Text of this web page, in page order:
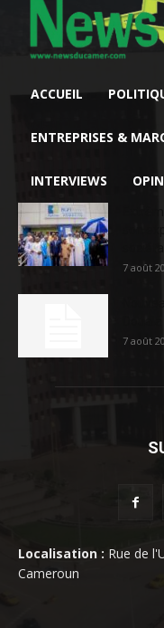
ACCUEIL
ENTREPRISES &
INTERVIEWS
7 août
7 août
Localisation : Rue de
Cameroun